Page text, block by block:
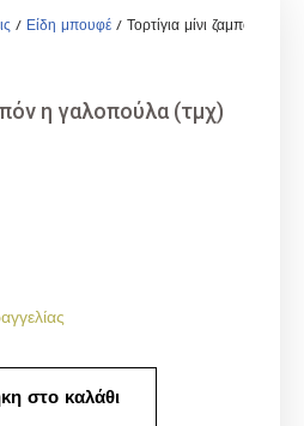
/ Είδη μπουφέ / Τορτίγια μίνι ζαμπόν η
η γαλοπούλα (τμχ)
στο καλάθι